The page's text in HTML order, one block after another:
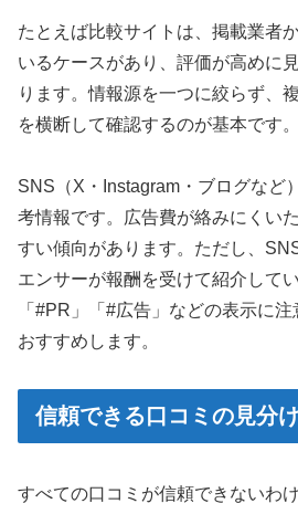
たとえば比較サイトは、掲載業者
いるケースがあり、評価が高めに
ります。情報源を一つに絞らず、
を横断して確認するのが基本です。
SNS（X・Instagram・ブログなど
考情報です。広告費が絡みにくい
すい傾向があります。ただし、
エンサーが報酬を受けて紹介して
「#PR」「#広告」などの表示に
おすすめします。
信頼できる口コミの見分
すべての口コミが信頼できないわ